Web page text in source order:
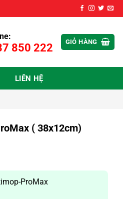
850 222 GIỎ HÀNG
LIÊN HỆ
( 38x12cm)
ProMax